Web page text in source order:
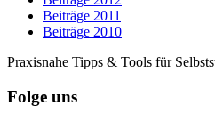
Beiträge 2011
Beiträge 2010
Praxisnahe Tipps & Tools für
Folge uns